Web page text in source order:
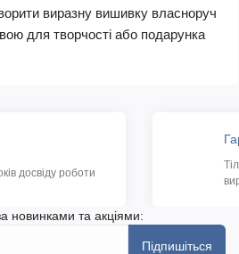
виразну вишивку власноруч
для творчості або подарунка
досвіду роботи
новинками та акціями:
Підпишіться